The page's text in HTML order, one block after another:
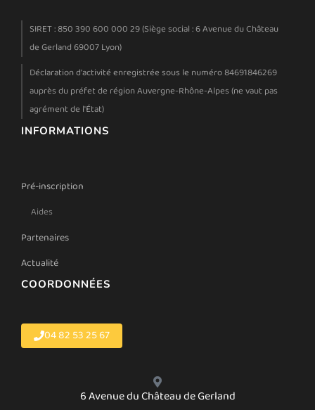
SIRET : 850 390 600 000 29 (Siège social : 6 Avenue du Château
de Gerland 69007 Lyon)
Déclaration d'activité enregistrée sous le numéro 84691846269
auprès du préfet de région Auvergne-Rhône-Alpes (ne vaut pas
agrément de l'État)
INFORMATIONS
Pré-inscription
Aides
Partenaires
Actualité
COORDONNÉES
04 82 53 25 67
6 Avenue du Château de Gerland